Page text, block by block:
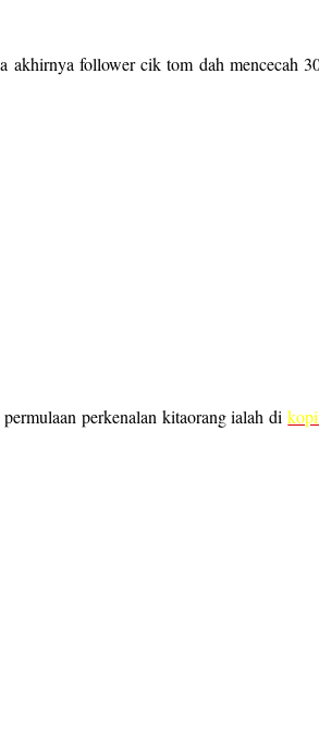
follower cik tom dah mencecah
perkenalan kitaorang ialah di